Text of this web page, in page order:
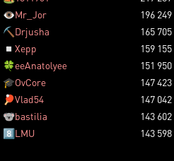
👁️Mr_Jor
196
⛏️ Drjusha
165
◽ Xepp
159
🍀eeAnatolyee
151
🎓OvCore
147 423
🏓Vlad54
147 042
🐨bastilia
143
8️⃣LMU 143